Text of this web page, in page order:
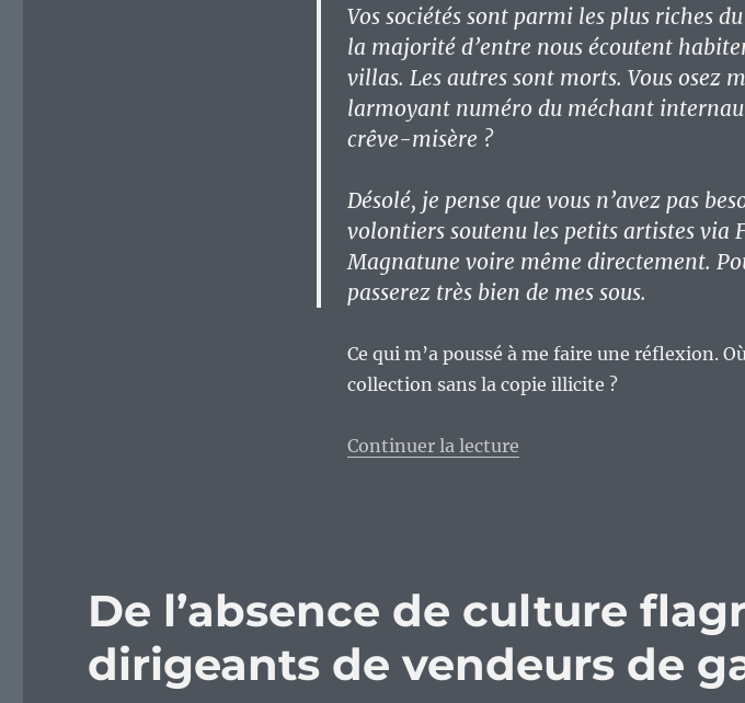
Vos sociétés sont parmi les plus riches
la majorité d’entre nous écoutent
villas. Les autres sont morts. Vous osez
larmoyant numéro du méchant
crêve-misère ?
Désolé, je pense que vous n’avez pas
volontiers soutenu les petits artistes via
Magnatune voire même directement.
passerez très bien de mes sous.
Ce qui m’a poussé à me faire une réflexion.
collection sans la copie illicite ?
Continuer la lecturede « Confession : Je «
De l’absence de culture
dirigeants de vendeurs de